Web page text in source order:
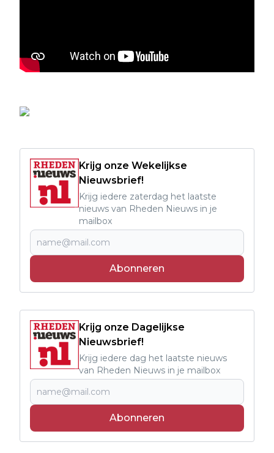
Krijg onze Wekelijkse
Nieuwsbrief!
Krijg iedere zaterdag het laatste
nieuws van Rheden Nieuws in je
mailbox
Abonneren
Krijg onze Dagelijkse
Nieuwsbrief!
Krijg iedere dag het laatste nieuws
van Rheden Nieuws in je mailbox
Abonneren